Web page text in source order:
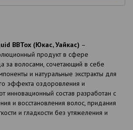
BBTox (Юкас, Уайкас) –
продукт в сфере
за волосами, сочетающий в себе
и натуральные экстракты для
эффекта оздоровления и
инновационный состав разработан с
и восстановления волос, придания
и гладкости без утяжеления и